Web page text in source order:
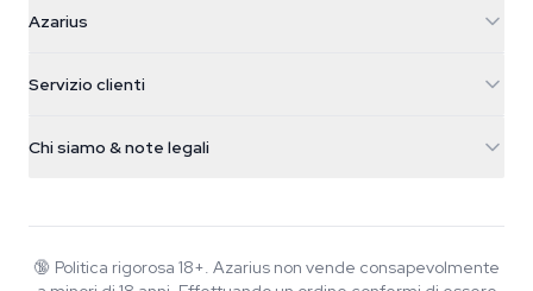
Galvaniweg 11
Nederland
+31(0)204897914
Azarius
Smokeshop
Servizio clienti
FAQ
Chi siamo & note legali
Wiki
Blog
🔞 Politica rigorosa 18+. Azarius non vende consapevolmente